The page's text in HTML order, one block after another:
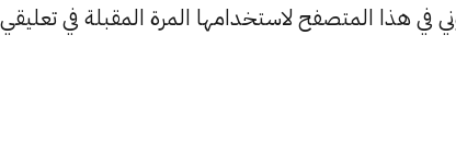
في هذا المتصفح لاستخدامها المرة المقبلة في